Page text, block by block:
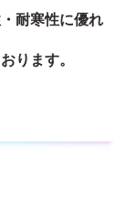
耐寒性に優れ
ります。